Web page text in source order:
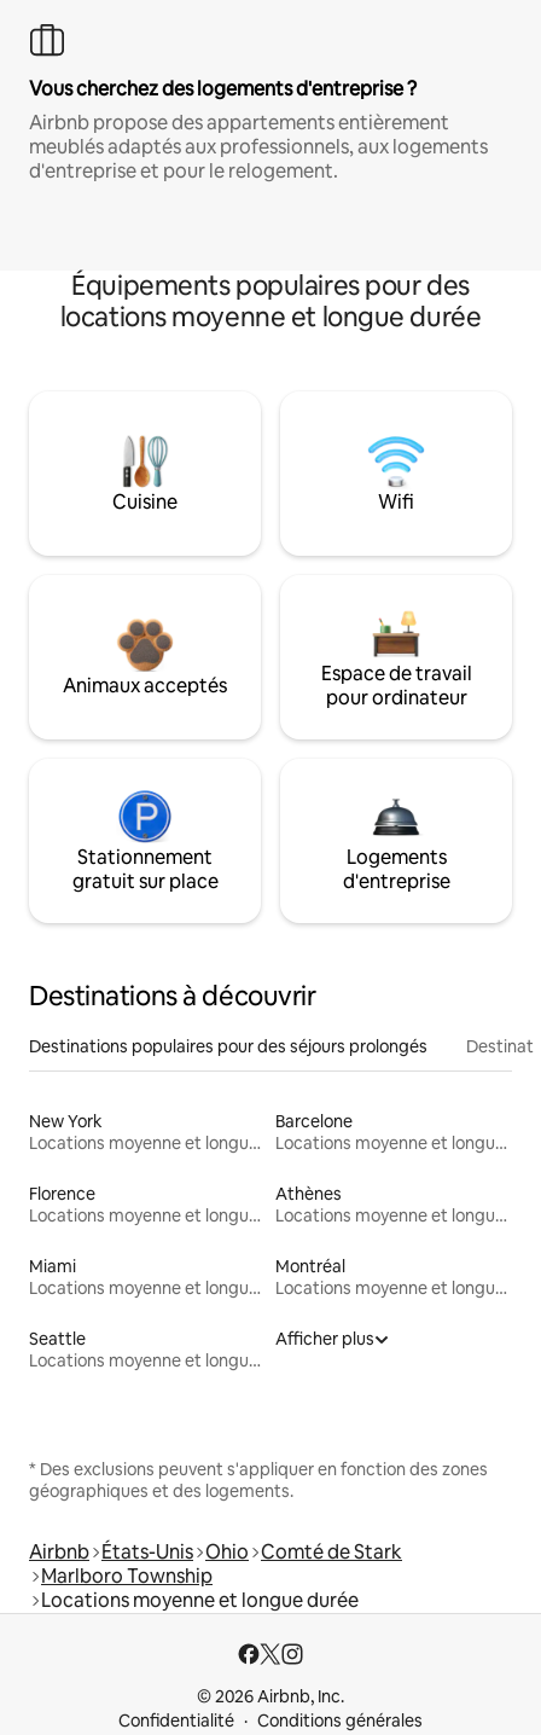
Vous cherchez des logements d'entreprise ?
Airbnb propose des appartements entièrement
meublés adaptés aux professionnels, aux logements
d'entreprise et pour le relogement.
Équipements populaires pour des
locations moyenne et longue durée
Cuisine Wifi
Animaux acceptés
Espace de travail
pour ordinateur
Stationnement
gratuit sur place
Logements
d'entreprise
Destinations à découvrir
Destinations populaires pour des séjours prolongés
New York
Locations moyenne et longue durée
Barcelone
Locations moyenne et longue durée
Florence
Locations moyenne et longue durée
Athènes
Locations moyenne et longue durée
Miami
Locations moyenne et longue durée
Montréal
Locations moyenne et longue durée
Seattle
Locations moyenne et longue durée
Afficher plus
* Des exclusions peuvent s'appliquer en fonction des zones
géographiques et des logements.
Airbnb États-Unis Ohio Comté de Stark
Marlboro Township
Locations moyenne et longue durée
© 2026 Airbnb, Inc.
Confidentialité
Conditions générales